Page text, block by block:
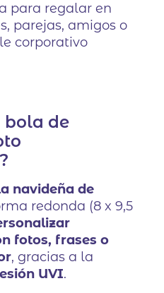
para regalar en
parejas, amigos o
corporativo
bola de
navideña de
redonda (8 x 9,5
fotos, frases o
, gracias a la
UVI.